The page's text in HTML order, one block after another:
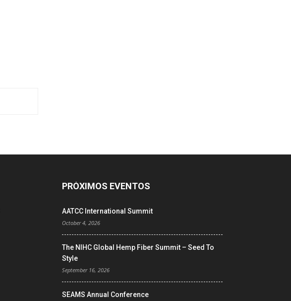
PRÓXIMOS EVENTOS
AATCC International Summit
October 4, 2026
The NIHC Global Hemp Fiber Summit – Seed To
Style
September 16, 2026
SEAMS Annual Conference